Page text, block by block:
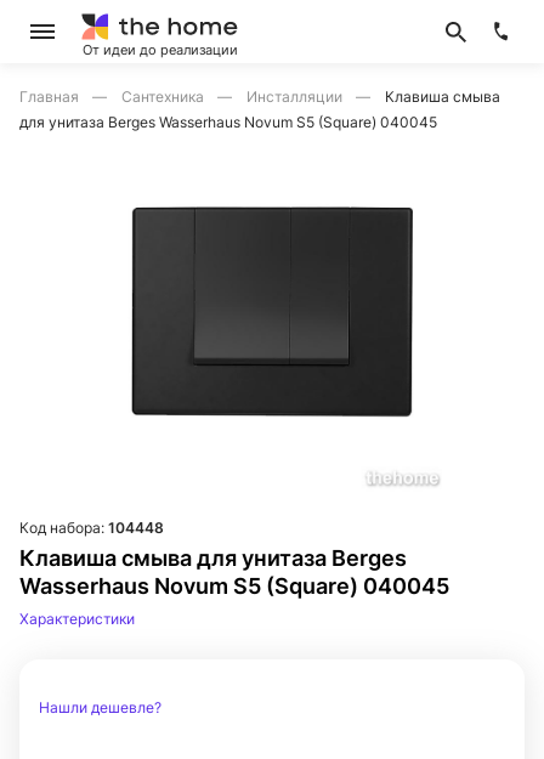
От идеи до реализации
Главная Сантехника Инсталляции
Клавиша смыва
для унитаза Berges Wasserhaus Novum S5 (Square) 040045
Клавиша смыва для унитаза Berges
Wasserhaus Novum S5 (Square) 040045
Код набора: 104448
Характеристики
Нашли дешевле?